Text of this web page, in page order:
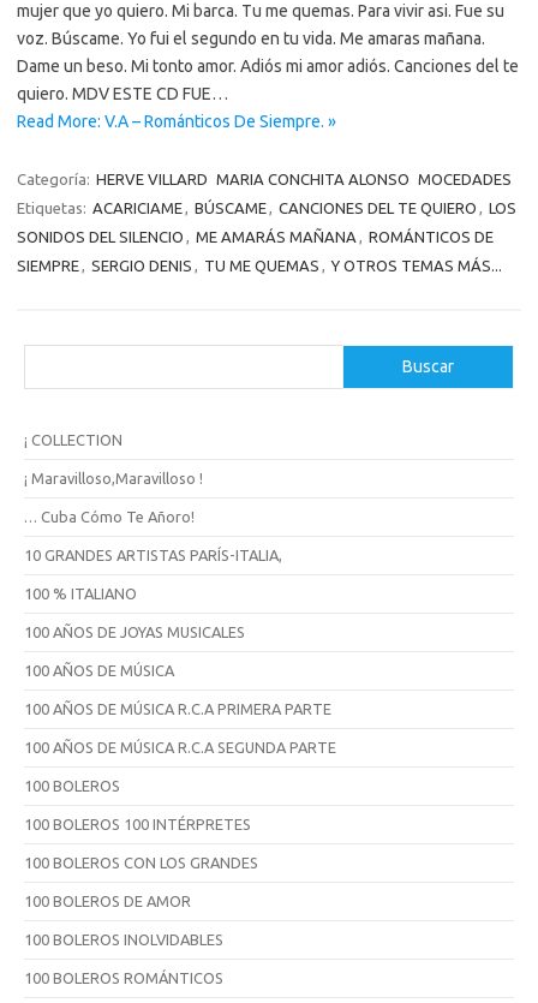
mujer que yo quiero. Mi barca. Tu me quemas. Para vivir asi. Fue su
voz. Búscame. Yo fui el segundo en tu vida. Me amaras mañana.
Dame un beso. Mi tonto amor. Adiós mi amor adiós. Canciones del te
quiero. MDV ESTE CD FUE…
Read More: V.A – Románticos De Siempre. »
Categoría: HERVE VILLARD MARIA CONCHITA ALONSO MOCEDADES
Etiquetas: ACARICIAME, BÚSCAME, CANCIONES DEL TE QUIERO , LOS
SONIDOS DEL SILENCIO , ME AMARÁS MAÑANA , ROMÁNTICOS DE
SIEMPRE, SERGIO DENIS , TU ME QUEMAS , Y OTROS TEMAS MÁS...
a
Buscar
¡ COLLECTION
¡ Maravilloso,Maravilloso !
… Cuba Cómo Te Añoro!
10 GRANDES ARTISTAS PARÍS-ITALIA,
100 % ITALIANO
100 AÑOS DE JOYAS MUSICALES
100 AÑOS DE MÚSICA
100 AÑOS DE MÚSICA R.C.A PRIMERA PARTE
100 AÑOS DE MÚSICA R.C.A SEGUNDA PARTE
100 BOLEROS
100 BOLEROS 100 INTÉRPRETES
100 BOLEROS CON LOS GRANDES
100 BOLEROS DE AMOR
100 BOLEROS INOLVIDABLES
100 BOLEROS ROMÁNTICOS